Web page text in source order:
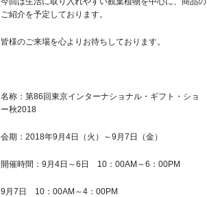
ご紹介を予定しております。
皆様のご来場を心よりお待ちしております。
名称：第86回東京インターナショナル・ギフト・ショ
ー秋2018
会期：2018年9月4日（火）～9月7日（金）
開催時間：9月4日～6日 10：00AM～6：00PM
9月7日 10：00AM～4：00PM